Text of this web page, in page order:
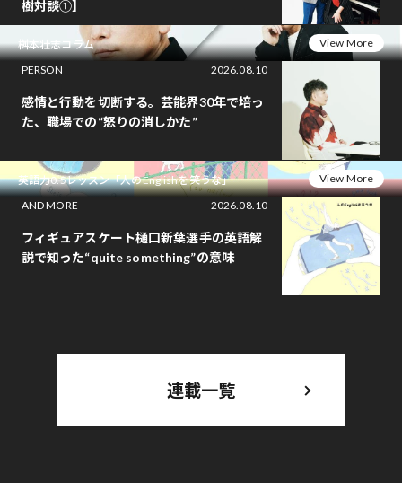
樹対談①】
桝本壮志コラム
View More
PERSON
2026.08.10
感情と行動を切断する。芸能界30年で培っ
た、職場での“怒りの消しかた”
英語力0.5レッスン「人のEnglishを笑うな」
View More
AND MORE
2026.08.10
フィギュアスケート樋口新葉選手の英語解
説で知った“quite something”の意味
連載一覧